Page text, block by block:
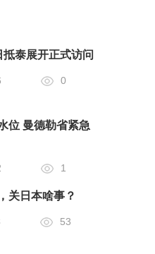
泰展开正式访问
0
位 曼德勒省紧急
1
关日本啥事？
53